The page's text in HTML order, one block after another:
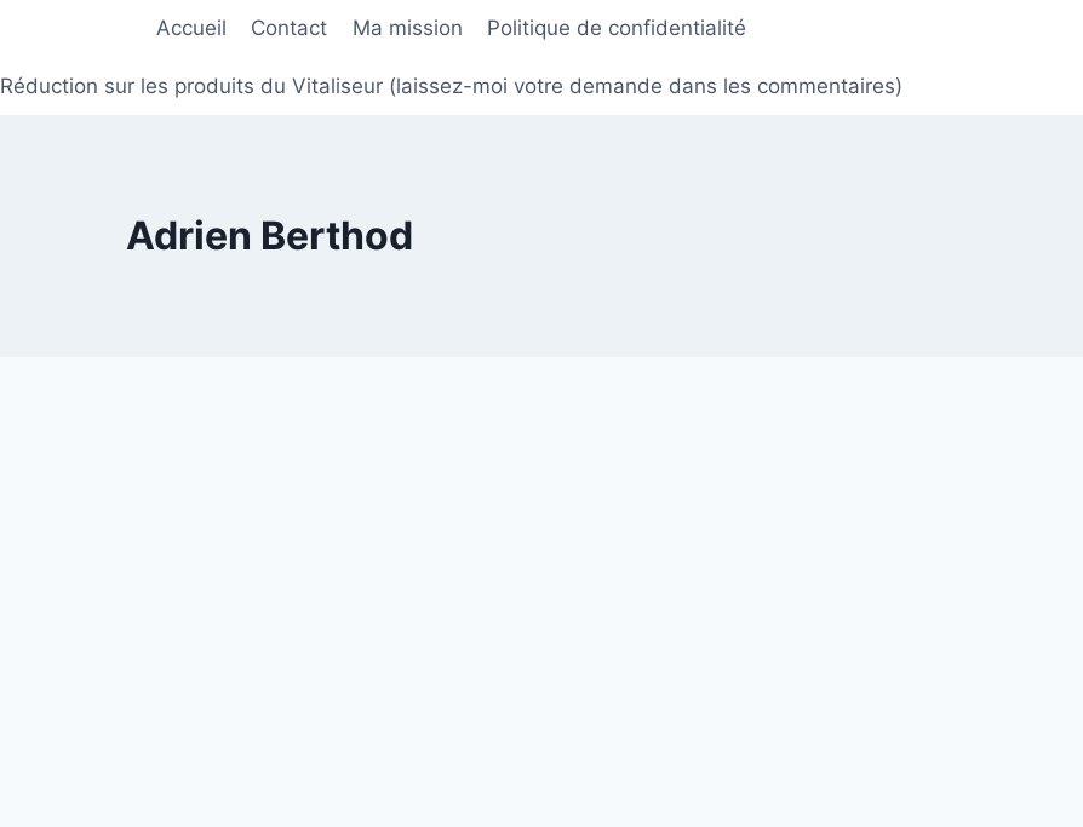
Accueil Contact Ma mission Politique de confidentialité
Réduction sur les produits du Vitaliseur (laissez-moi votre demande dans les commentaires)
Adrien Berthod